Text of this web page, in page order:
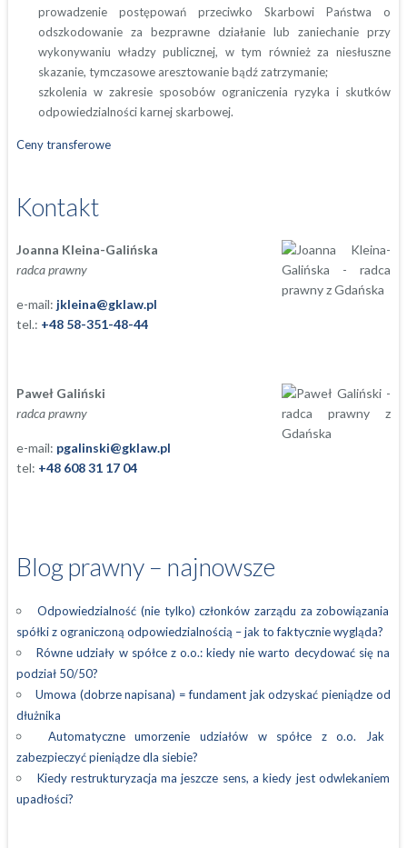
prowadzenie postępowań przeciwko Skarbowi Państwa o
odszkodowanie za bezprawne działanie lub zaniechanie przy
wykonywaniu władzy publicznej, w tym również za niesłuszne
skazanie, tymczasowe aresztowanie bądź zatrzymanie;
szkolenia w zakresie sposobów ograniczenia ryzyka i skutków
odpowiedzialności karnej skarbowej.
Ceny transferowe
Kontakt
Joanna Kleina-Galińska
radca prawny
e-mail: jkleina@gklaw.pl
tel.: +48 58-351-48-44
Paweł Galiński
radca prawny
e-mail: pgalinski@gklaw.pl
tel: +48 608 31 17 04
Blog prawny – najnowsze
Odpowiedzialność (nie tylko) członków zarządu za zobowiązania
spółki z ograniczoną odpowiedzialnością – jak to faktycznie wygląda?
Równe udziały w spółce z o.o.: kiedy nie warto decydować się na
podział 50/50?
Umowa (dobrze napisana) = fundament jak odzyskać pieniądze od
dłużnika
Automatyczne umorzenie udziałów w spółce z o.o. Jak
zabezpieczyć pieniądze dla siebie?
Kiedy restrukturyzacja ma jeszcze sens, a kiedy jest odwlekaniem
upadłości?